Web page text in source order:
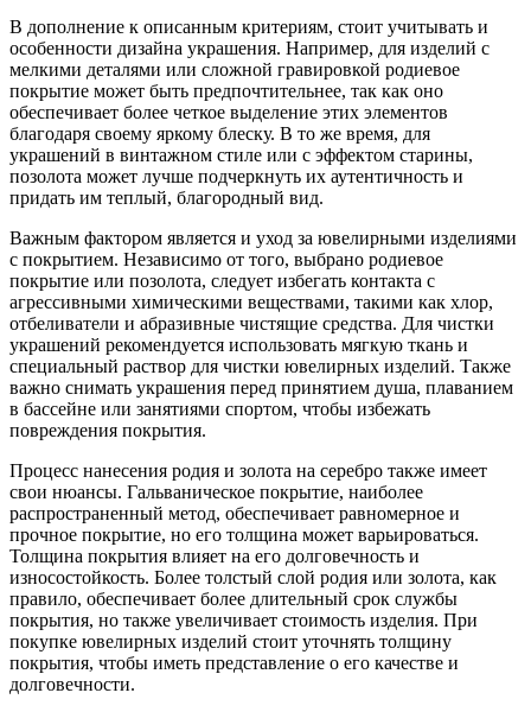
В дополнение к описанным критериям, стоит учитывать и
особенности дизайна украшения. Например, для изделий с
мелкими деталями или сложной гравировкой родиевое
покрытие может быть предпочтительнее, так как оно
обеспечивает более четкое выделение этих элементов
благодаря своему яркому блеску. В то же время, для
украшений в винтажном стиле или с эффектом старины,
позолота может лучше подчеркнуть их аутентичность и
придать им теплый, благородный вид.
Важным фактором является и уход за ювелирными изделиями
с покрытием. Независимо от того, выбрано родиевое
покрытие или позолота, следует избегать контакта с
агрессивными химическими веществами, такими как хлор,
отбеливатели и абразивные чистящие средства. Для чистки
украшений рекомендуется использовать мягкую ткань и
специальный раствор для чистки ювелирных изделий. Также
важно снимать украшения перед принятием душа, плаванием
в бассейне или занятиями спортом, чтобы избежать
повреждения покрытия.
Процесс нанесения родия и золота на серебро также имеет
свои нюансы. Гальваническое покрытие, наиболее
распространенный метод, обеспечивает равномерное и
прочное покрытие, но его толщина может варьироваться.
Толщина покрытия влияет на его долговечность и
износостойкость. Более толстый слой родия или золота, как
правило, обеспечивает более длительный срок службы
покрытия, но также увеличивает стоимость изделия. При
покупке ювелирных изделий стоит уточнять толщину
покрытия, чтобы иметь представление о его качестве и
долговечности.